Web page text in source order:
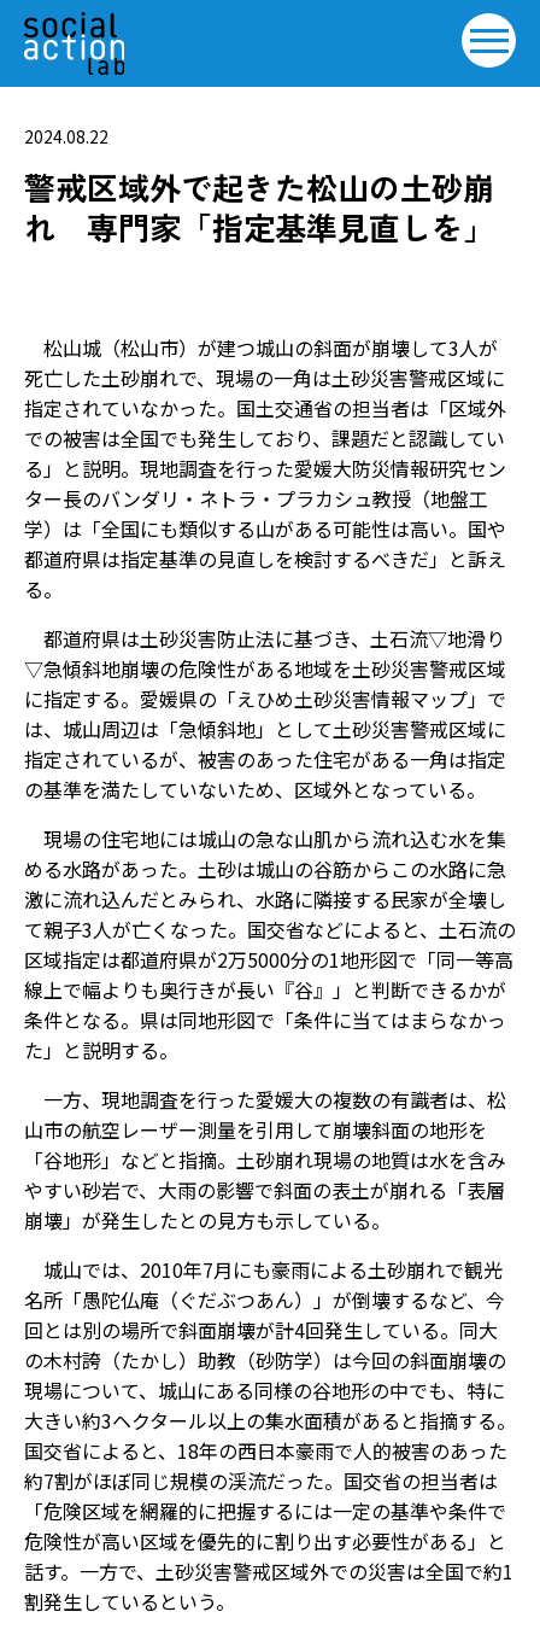
2024.08.22
警戒区域外で起きた松山の土砂崩
れ 専門家「指定基準見直しを」
松山城（松山市）が建つ城山の斜面が崩壊して3人が
死亡した土砂崩れで、現場の一角は土砂災害警戒区域に
指定されていなかった。国土交通省の担当者は「区域外
での被害は全国でも発生しており、課題だと認識してい
る」と説明。現地調査を行った愛媛大防災情報研究セン
ター長のバンダリ・ネトラ・プラカシュ教授（地盤工
学）は「全国にも類似する山がある可能性は高い。国や
都道府県は指定基準の見直しを検討するべきだ」と訴え
る。
都道府県は土砂災害防止法に基づき、土石流▽地滑り
▽急傾斜地崩壊――の危険性がある地域を土砂災害警戒区域
に指定する。愛媛県の「えひめ土砂災害情報マップ」で
は、城山周辺は「急傾斜地」として土砂災害警戒区域に
指定されているが、被害のあった住宅がある一角は指定
の基準を満たしていないため、区域外となっている。
現場の住宅地には城山の急な山肌から流れ込む水を集
める水路があった。土砂は城山の谷筋からこの水路に急
激に流れ込んだとみられ、水路に隣接する民家が全壊し
て親子3人が亡くなった。国交省などによると、土石流の
区域指定は都道府県が2万5000分の1地形図で「同一等高
線上で幅よりも奥行きが長い『谷』」と判断できるかが
条件となる。県は同地形図で「条件に当てはまらなかっ
た」と説明する。
一方、現地調査を行った愛媛大の複数の有識者は、松
山市の航空レーザー測量を引用して崩壊斜面の地形を
「谷地形」などと指摘。土砂崩れ現場の地質は水を含み
やすい砂岩で、大雨の影響で斜面の表土が崩れる「表層
崩壊」が発生したとの見方も示している。
城山では、2010年7月にも豪雨による土砂崩れで観光
名所「愚陀仏庵（ぐだぶつあん）」が倒壊するなど、今
回とは別の場所で斜面崩壊が計4回発生している。同大
の木村誇（たかし）助教（砂防学）は今回の斜面崩壊の
現場について、城山にある同様の谷地形の中でも、特に
大きい約3ヘクタール以上の集水面積があると指摘する。
国交省によると、18年の西日本豪雨で人的被害のあった
約7割がほぼ同じ規模の渓流だった。国交省の担当者は
「危険区域を網羅的に把握するには一定の基準や条件で
危険性が高い区域を優先的に割り出す必要性がある」と
話す。一方で、土砂災害警戒区域外での災害は全国で約1
割発生しているという。